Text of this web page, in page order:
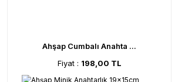
Ahşap Cumbalı Anahta ...
Fiyat : 198,00 TL